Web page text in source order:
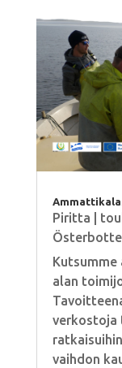
Piritta
alan
verkostoja
vaihdon